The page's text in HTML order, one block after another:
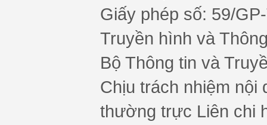
Giấy phép số: 59/
Truyền hình và
Bộ Thông tin và
Chịu trách nhiệm nội
thường trực Liên chi